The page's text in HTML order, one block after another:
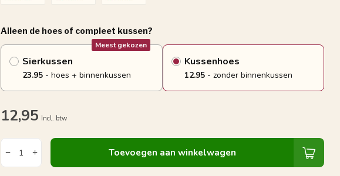
Alleen de hoes of compleet kussen?
Sierkussen
Meest gekozen
23.95 - hoes + binnenkussen
Kussenhoes
12.95- zonder binnenkussen
12,95 Incl. btw
Toevoegen aan winkelwagen